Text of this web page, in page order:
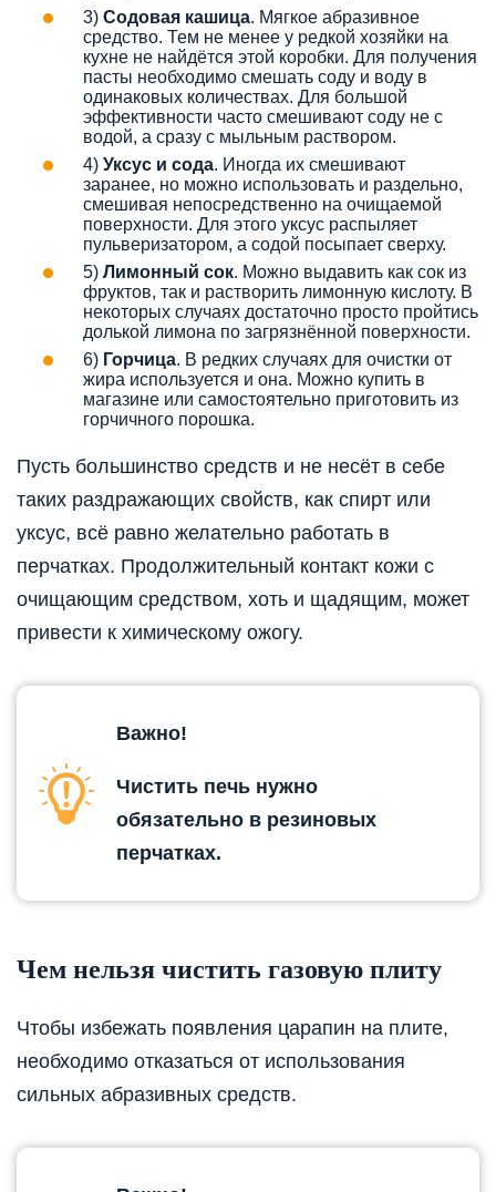
3) Содовая кашица. Мягкое абразивное
средство. Тем не менее у редкой хозяйки на
кухне не найдётся этой коробки. Для получения
пасты необходимо смешать соду и воду в
одинаковых количествах. Для большой
эффективности часто смешивают соду не с
водой, а сразу с мыльным раствором.
4) Уксус и сода. Иногда их смешивают
заранее, но можно использовать и раздельно,
смешивая непосредственно на очищаемой
поверхности. Для этого уксус распыляет
пульверизатором, а содой посыпает сверху.
5) Лимонный сок. Можно выдавить как сок из
фруктов, так и растворить лимонную кислоту. В
некоторых случаях достаточно просто пройтись
долькой лимона по загрязнённой поверхности.
6) Горчица. В редких случаях для очистки от
жира используется и она. Можно купить в
магазине или самостоятельно приготовить из
горчичного порошка.
Пусть большинство средств и не несёт в себе
таких раздражающих свойств, как спирт или
уксус, всё равно желательно работать в
перчатках. Продолжительный контакт кожи с
очищающим средством, хоть и щадящим, может
привести к химическому ожогу.
Важно!
Чистить печь нужно
обязательно в резиновых
перчатках.
Чем нельзя чистить газовую плиту
Чтобы избежать появления царапин на плите,
необходимо отказаться от использования
сильных абразивных средств.